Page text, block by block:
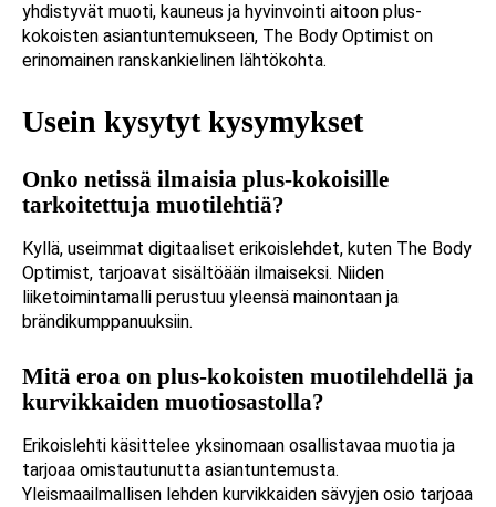
yhdistyvät muoti, kauneus ja hyvinvointi aitoon plus-
kokoisten asiantuntemukseen, The Body Optimist on
erinomainen ranskankielinen lähtökohta.
Usein kysytyt kysymykset
Onko netissä ilmaisia plus-kokoisille
tarkoitettuja muotilehtiä?
Kyllä, useimmat digitaaliset erikoislehdet, kuten The Body
Optimist, tarjoavat sisältöään ilmaiseksi. Niiden
liiketoimintamalli perustuu yleensä mainontaan ja
brändikumppanuuksiin.
Mitä eroa on plus-kokoisten muotilehdellä ja
kurvikkaiden muotiosastolla?
Erikoislehti käsittelee yksinomaan osallistavaa muotia ja
tarjoaa omistautunutta asiantuntemusta.
Yleismaailmallisen lehden kurvikkaiden sävyjen osio tarjoaa